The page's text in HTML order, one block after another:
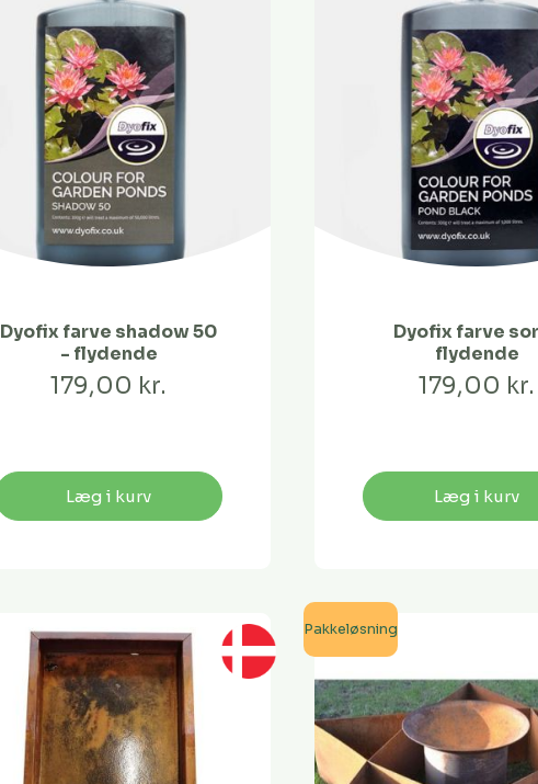
Dyofix farve shadow 50
- flydende
179,00 kr.
Læg i kurv
Dyofix farve
flydende
179,00 kr.
Læg i kurv
Pakkeløsning